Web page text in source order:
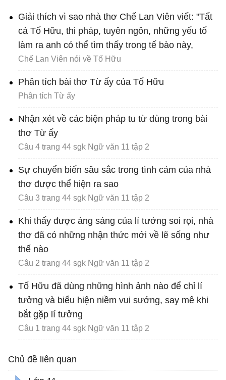
Giải thích vì sao nhà thơ Chế Lan Viên viết: "Tất
cả Tố Hữu, thi pháp, tuyên ngôn, những yếu tố
làm ra anh có thể tìm thấy trong tế bào này,
Chế Lan Viên nói về Tố Hữu
Phân tích bài thơ Từ ấy của Tố Hữu
Phân tích Từ ấy
Nhận xét về các biện pháp tu từ dùng trong bài
thơ Từ ấy
Câu 4 trang 44 sgk Ngữ văn 11 tập 2
Sự chuyển biến sâu sắc trong tình cảm của nhà
thơ được thể hiện ra sao
Câu 3 trang 44 sgk Ngữ văn 11 tập 2
Khi thấy được áng sáng của lí tưởng soi rọi, nhà
thơ đã có những nhận thức mới về lẽ sống như
thế nào
Câu 2 trang 44 sgk Ngữ văn 11 tập 2
Tố Hữu đã dùng những hình ảnh nào để chỉ lí
tưởng và biểu hiện niềm vui sướng, say mê khi
bắt gặp lí tưởng
Câu 1 trang 44 sgk Ngữ văn 11 tập 2
Chủ đề liên quan